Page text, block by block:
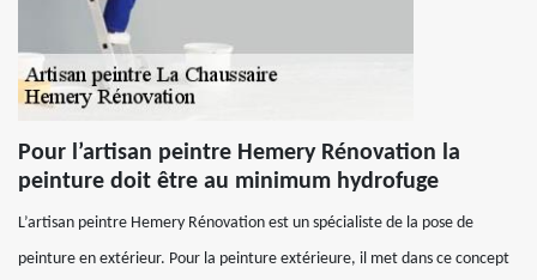
Pour l’artisan peintre Hemery Rénovation la
peinture doit être au minimum hydrofuge
L’artisan peintre Hemery Rénovation est un spécialiste de la pose de
peinture en extérieur. Pour la peinture extérieure, il met dans ce concept